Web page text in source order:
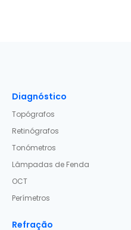
Diagnóstico
Topógrafos
Retinógrafos
Tonómetros
Lâmpadas de Fenda
OCT
Perímetros
Refração